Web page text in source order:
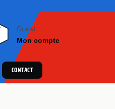
Guest
Mon compte
CONTACT